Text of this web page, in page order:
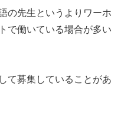
の先生というよりワーホ
で働いている場合が多い
て募集していることがあ